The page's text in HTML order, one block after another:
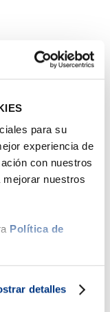
para su
experiencia de
con nuestros
nuestros
Política de
detalles